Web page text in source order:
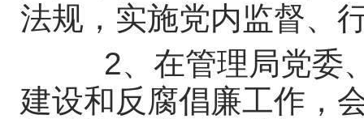
法规，实施党内监督、
2、在管理局党委、
建设和反腐倡廉工作，